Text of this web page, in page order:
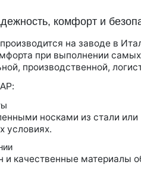
комфорт и
на заводе в
при выполнении
производственной,
носками из стали
условиях.
и качественные материалы